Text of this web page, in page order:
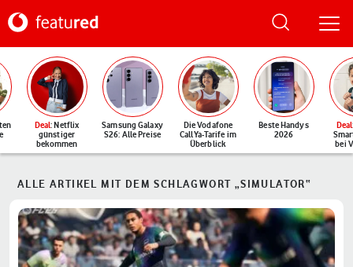
Deal: Netflix
günstiger
bekommen
Samsung Galaxy
S26: Alle Preise
Die Vodafone
CallYa-Tarife im
Überblick
Beste Handys
2026
Deal
bei
ALLE ARTIKEL MIT DEM SCHLAGWORT „SIMULATOR“